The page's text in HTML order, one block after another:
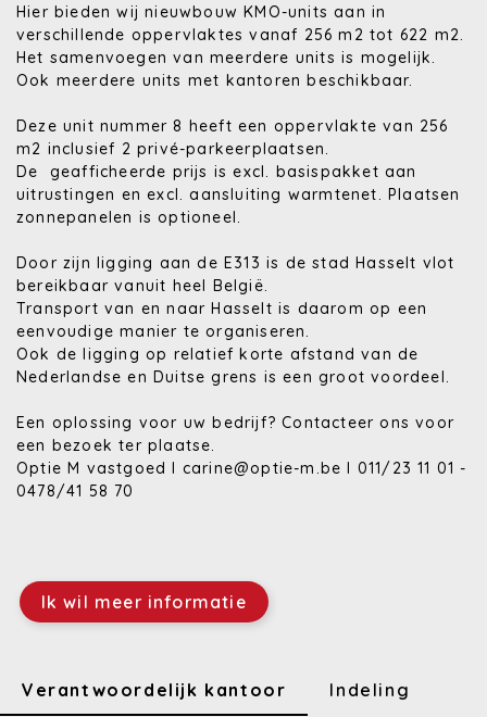
Hier bieden wij nieuwbouw KMO-units aan in
verschillende oppervlaktes vanaf 256 m2 tot 622 m2.
Het samenvoegen van meerdere units is mogelijk.
Ook meerdere units met kantoren beschikbaar.
Deze unit nummer 8 heeft een oppervlakte van 256
m2 inclusief 2 privé-parkeerplaatsen.
De geafficheerde prijs is excl. basispakket aan
uitrustingen en excl. aansluiting warmtenet. Plaatsen
zonnepanelen is optioneel.
Door zijn ligging aan de E313 is de stad Hasselt vlot
bereikbaar vanuit heel België.
Transport van en naar Hasselt is daaromop een
eenvoudige manier te organiseren.
Ook de ligging op relatief korte afstand vande
Nederlandse en Duitse grens is een grootvoordeel.
Een oplossing voor uw bedrijf? Contacteer ons voor
een bezoek ter plaatse.
Optie M vastgoed I carine@optie-m.be I 011/23 11 01 -
0478/41 58 70
Ik wil meer informatie
Verantwoordelijk kantoor Indeling